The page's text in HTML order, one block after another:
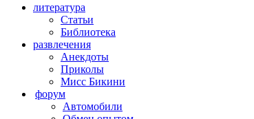
литература
Статьи
Библиотека
развлечения
Анекдоты
Приколы
Мисс Бикини
форум
Автомобили